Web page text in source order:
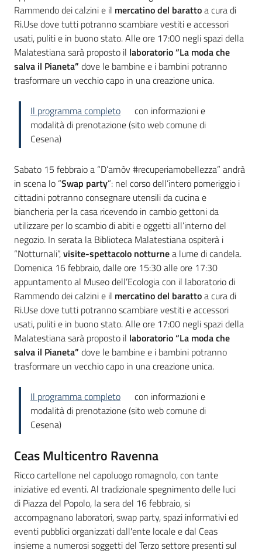
Rammendo dei calzini e il mercatino del barattoa cura di
Ri.Use dove tutti potranno scambiare vestiti e accessori
usati, puliti e in buono stato. Alle ore 17:00 negli spazi della
Malatestiana sarà proposto il laboratorio “La moda che
salva il Pianeta” dove le bambine e i bambini potranno
trasformare un vecchio capo in una creazione unica.
Il programma completo
con informazioni e
modalità di prenotazione (sito web comune di
Cesena)
Sabato 15 febbraio a “D’arnòv #recuperiamobellezza” andrà
in scena lo “Swap party”: nel corso dell’intero pomeriggio i
cittadini potranno consegnare utensili da cucina e
biancheria per la casa ricevendo in cambio gettoni da
utilizzare per lo scambio di abiti e oggetti all’interno del
negozio. In serata la Biblioteca Malatestiana ospiterà i
“Notturnali”,visite-spettacolo notturnea lume di candela.
Domenica 16 febbraio, dalle ore 15:30 alle ore 17:30
appuntamento al Museo dell’Ecologia con il laboratorio di
Rammendo dei calzini e il mercatino del barattoa cura di
Ri.Use dove tutti potranno scambiare vestiti e accessori
usati, puliti e in buono stato. Alle ore 17:00 negli spazi della
Malatestiana sarà proposto il laboratorio “La moda che
salva il Pianeta” dove le bambine e i bambini potranno
trasformare un vecchio capo in una creazione unica.
Il programma completo
con informazioni e
modalità di prenotazione (sito web comune di
Cesena)
Ceas Multicentro Ravenna
Ricco cartellone nel capoluogo romagnolo, con tante
iniziative ed eventi. Al tradizionale spegnimento delle luci
di Piazza del Popolo, la sera del 16 febbraio, si
accompagnano laboratori, swap party, spazi informativi ed
eventi pubblici organizzati dall'ente locale e dal Ceas
insieme a numerosi soggetti del Terzo settore presenti sul